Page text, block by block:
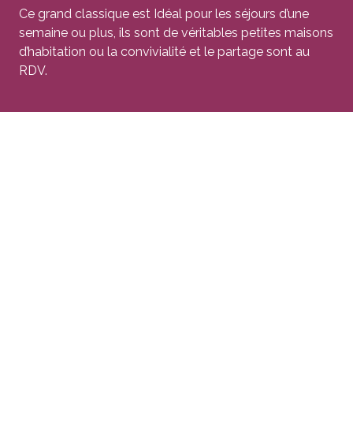
Ce grand classique est Idéal pour les séjours d’une
semaine ou plus, ils sont de véritables petites maisons
d’habitation ou la convivialité et le partage sont au
RDV.